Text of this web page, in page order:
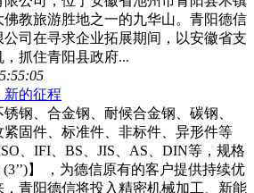
教旅游胜地之一的九华山。青阳德信
司在寻求企业拓展期间，以安徽省支
抓住青阳县政府...
新的征程
钢、合金钢、耐候合金钢、碳钢、
固件、标准件、非标件、异形件等
、IFI、BS、JIS、AS、DIN等，规格
(3’’)】 ，为德信原有的客户提供持续优
青阳德信将投入精密机械加工、新能